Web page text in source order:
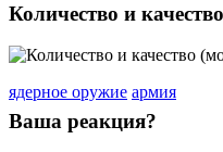
Количество и
ядерное оружие армия
Ваша реакция?